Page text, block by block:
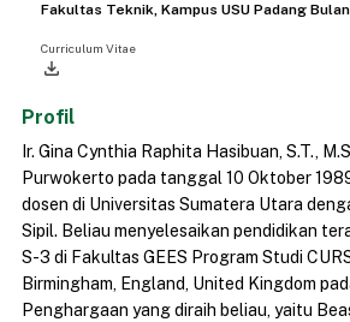
Fakultas Teknik, Kampus USU Padang Bulan
Curriculum Vitae
file_download
Profil
Ir. Gina Cynthia Raphita Hasibuan, S.T.,
Purwokerto pada tanggal 10 Oktober
dosen di Universitas Sumatera Utara
Sipil. Beliau menyelesaikan pendidikan
S-3 di Fakultas GEES Program Studi
Birmingham, England, United Kingdom
Penghargaan yang diraih beliau, yaitu